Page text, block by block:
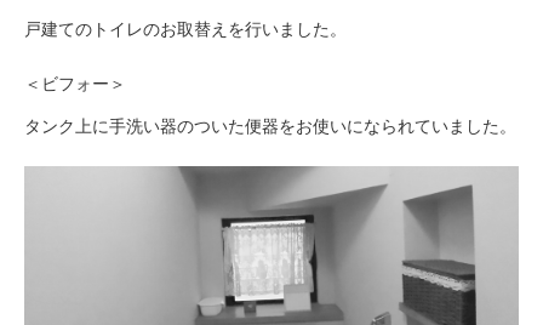
戸建てのトイレのお取替えを行いました。
＜ビフォー＞
タンク上に手洗い器のついた便器をお使いになられていました。